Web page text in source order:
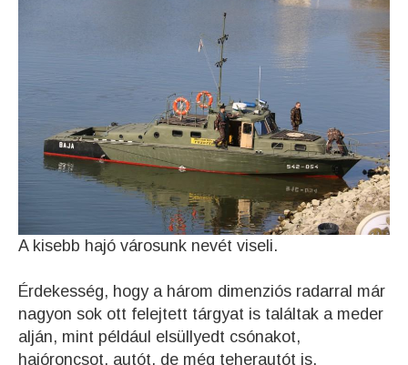
A kisebb hajó városunk nevét viseli.
Érdekesség, hogy a három dimenziós radarral már
nagyon sok ott felejtett tárgyat is találtak a meder
alján, mint például elsüllyedt csónakot,
hajóroncsot, autót, de még teherautót is,